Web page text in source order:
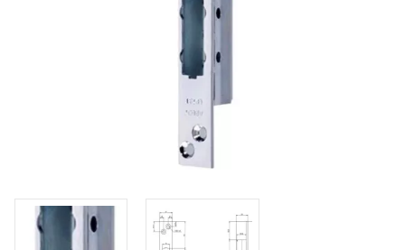
Vyberte region Fabshop CZ